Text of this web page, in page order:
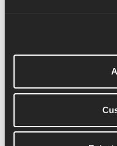
Unghie
Scarpe che si adattano
Le unghie nere dei
runner e sono un